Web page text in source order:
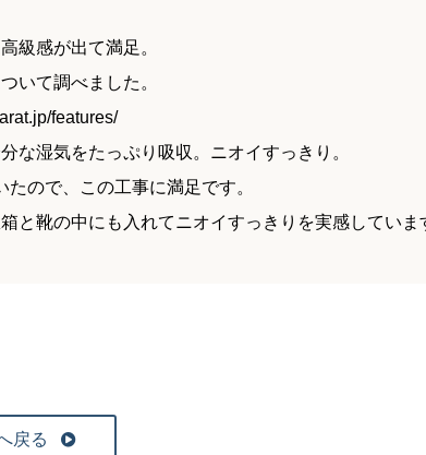
級感が出て満足。
いて調べました。
features/
な湿気をたっぷり吸収。ニオイすっきり。
ので、この工事に満足です。
と靴の中にも入れてニオイすっきりを実感していま
戻る